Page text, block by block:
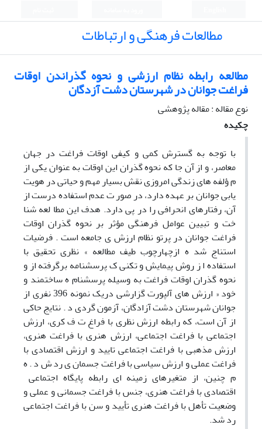
مطالعات فرهنگی و ارتباطات
مطالعه رابطه نظام ارزشی و نحوه گذراندن اوقات
فراغت جوانان در شهرستان دشت آزدگان
نوع مقاله : مقاله پژوهشی
چکیده
با توجه به گسترش کمی و کیفی اوقات فراغت در جهان
معاصر، و از آن جا که نحوه گذران این اوقات به عنوان یکی از
م ؤلفه های زندگی امروزی نقش بسیار مهم و حیاتی در هویت
یابی جوانان بر عهده دارد، در صور ت عدم استفاده درست از
آن، رفتارهای انحرافی را در پی دارد. هدف این مطا لعه شنا
خت و تبیین عوامل فرهنگی مؤثر بر نحوه گذران اوقات
فراغت جوانان در پرتو نظام ارزش ی جامعه است . فرضیات
استناج شد ه ازچهارچوب طیف مطالعه » نظری تحقیق با
استفاده ا ز روش پیمایش و تکنی ک پرسشنامه برگرفته از و
نحوه گذران اوقات فراغت به وسیله پرسشنام ه ساختمند و
خود « ارزش های آلپورت گزارشی دریک نمونه 396 نفری از
جوانان شهرستان دشت آزادگان، آزمون گردی د . نتایج حاکی
از آن است، که رابطه ارزش نظری با فراغ ت ف کری، ارزش
اجتماعی با فراغت اجتماعی، ارزش هنری با فراغت هنری،
ارزش مذهبی با فراغت اجتماعی تایید و ارزش اقتصادی با
فراغت عملی و ارزش سیاسی با فراغت جسمان ی رد ش د . ه
م چنین، از متغیرهای زمینه ای رابطه پایگاه اجتماعی
اقتصادی با فراغت هنری، جنس با فراغت جسمانی و عملی و
وضعیت تأهل با فراغت هنری تأیید و سن با فراغت اجتماعی
رد شد.